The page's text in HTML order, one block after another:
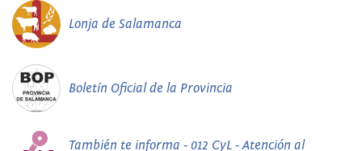
Lonja de Salamanca
Boletín Oficial de la Provincia
También te informa - 012 CyL - Atención al